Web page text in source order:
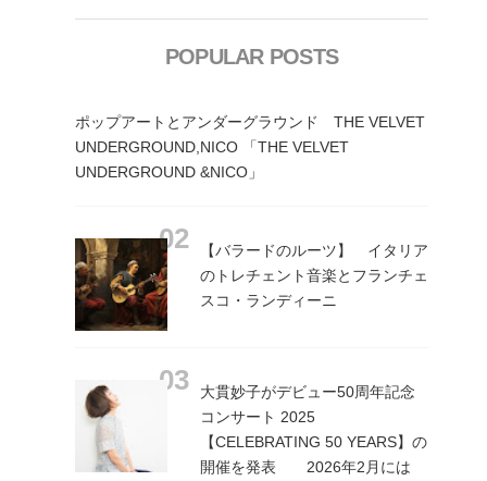
POPULAR POSTS
ポップアートとアンダーグラウンド THE VELVET
UNDERGROUND,NICO 「THE VELVET
UNDERGROUND &NICO」
【バラードのルーツ】 イタリア
のトレチェント音楽とフランチェ
スコ・ランディーニ
大貫妙子がデビュー50周年記念
コンサート 2025
【CELEBRATING 50 YEARS】の
開催を発表 2026年2月には